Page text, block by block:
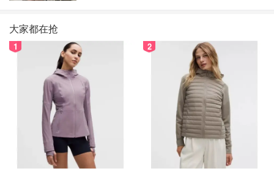
大家都在抢
1 2